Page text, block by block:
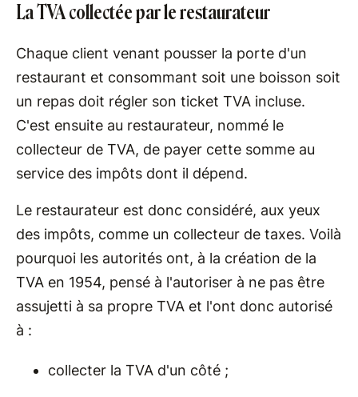
La TVA collectée par le restaurateur
Chaque client venant pousser la porte d'un
restaurant et consommant soit une boisson soit
un repas doit régler son ticket TVA incluse.
C'est ensuite au restaurateur, nommé le
collecteur de TVA, de payer cette somme au
service des impôts dont il dépend.
Le restaurateur est donc considéré, aux yeux
des impôts, comme un collecteur de taxes. Voilà
pourquoi les autorités ont, à la création de la
TVA en 1954, pensé à l'autoriser à ne pas être
assujetti à sa propre TVA et l'ont donc autorisé
à :
collecter la TVA d'un côté ;